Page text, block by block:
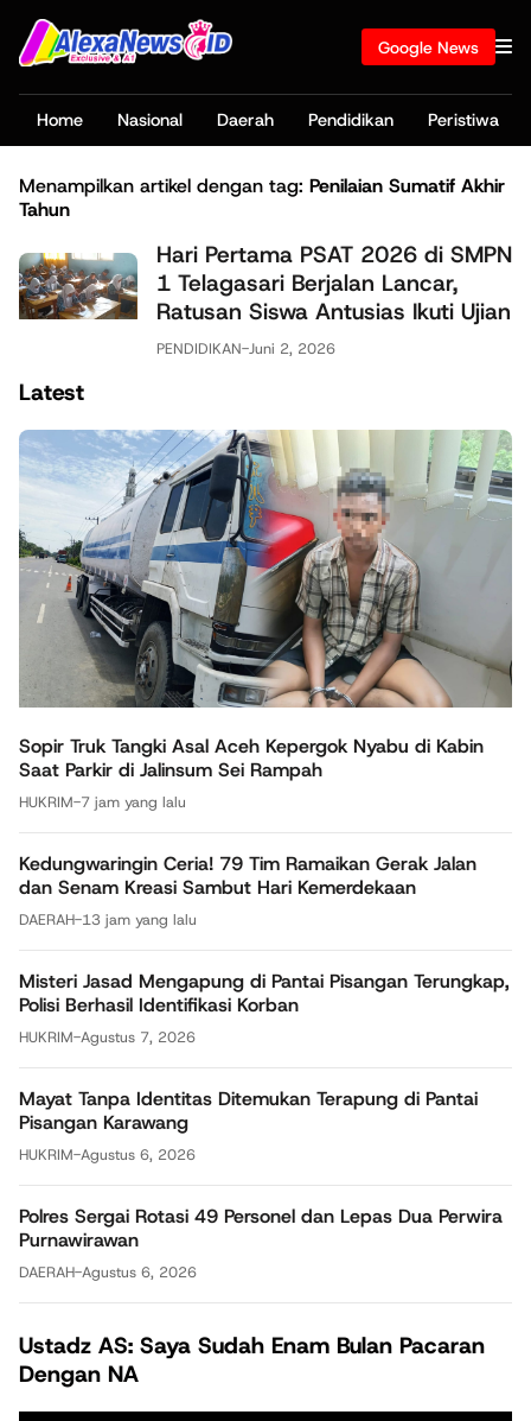
Google News
Home Nasional Daerah Pendidikan Peristiwa
Menampilkan artikel dengan tag: Penilaian Sumatif Akhir
Tahun
Hari Pertama PSAT 2026 di SMPN
1 Telagasari Berjalan Lancar,
Ratusan Siswa Antusias Ikuti Ujian
PENDIDIKAN-Juni 2, 2026
Latest
Sopir Truk Tangki Asal Aceh Kepergok Nyabu di Kabin
Saat Parkir di Jalinsum Sei Rampah
HUKRIM-7 jam yang lalu
Kedungwaringin Ceria! 79 Tim Ramaikan Gerak Jalan
dan Senam Kreasi Sambut Hari Kemerdekaan
DAERAH-13 jam yang lalu
Misteri Jasad Mengapung di Pantai Pisangan Terungkap,
Polisi Berhasil Identifikasi Korban
HUKRIM-Agustus 7, 2026
Mayat Tanpa Identitas Ditemukan Terapung di Pantai
Pisangan Karawang
HUKRIM-Agustus 6, 2026
Polres Sergai Rotasi 49 Personel dan Lepas Dua Perwira
Purnawirawan
DAERAH-Agustus 6, 2026
Ustadz AS: Saya Sudah Enam Bulan Pacaran
Dengan NA